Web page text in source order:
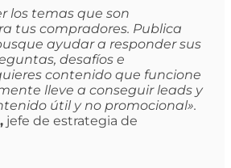
los temas que son
tus compradores. Publica
ayudar a responder sus
desafíos e
contenido que funcione
lleve a conseguir leads y
útil y no promocional».
jefe de estrategia de